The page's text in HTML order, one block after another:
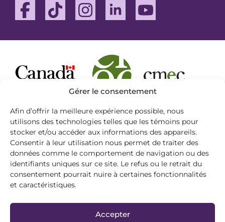
Gérer le consentement
Afin d’offrir la meilleure expérience possible, nous
utilisons des technologies telles que les témoins pour
stocker et/ou accéder aux informations des appareils.
Consentir à leur utilisation nous permet de traiter des
données comme le comportement de navigation ou des
identifiants uniques sur ce site. Le refus ou le retrait du
consentement pourrait nuire à certaines fonctionnalités
et caractéristiques.
Accepter
Facebook
TikTok InstagramLinkedinYoutube
Le site Web des Programmes de langues
officielles (OLP-PLO) est conforme aux Règles
pour l’accessibilité des contenus Web (WCAG)
2.0, niveau A, et offre un environnement
compatible pour les technologies d’assistance
afin de faciliter la navigation pour tous les
Déclaration de confidentialité